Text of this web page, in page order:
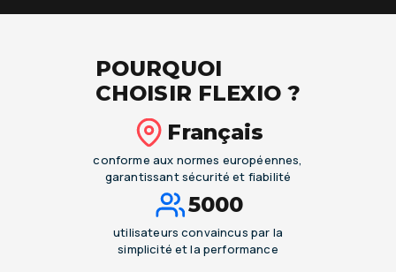
POURQUOI
CHOISIR FLEXIO ?
Français
conforme aux normes européennes,
garantissant sécurité et fiabilité
5000
utilisateurs convaincus par la
simplicité et la performance